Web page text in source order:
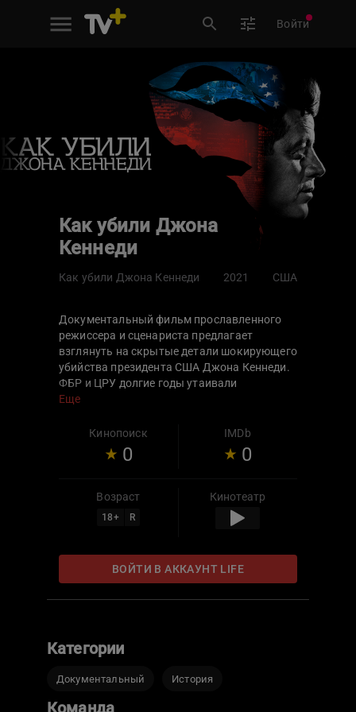
Войти
Как убили Джона
Кеннеди
Как убили Джона Кеннеди 2021 США
Документальный фильм прославленного
режиссера и сценариста предлагает
взглянуть на скрытые детали шокирующего
убийства президента США Джона Кеннеди.
ФБР и ЦРУ долгие годы утаивали
материалы, связанные с одним из наиболее
Имеют ли многочисленные теории заговора
что-то общее с реальностью? И кто на
самом деле стоял за убийством Кеннеди?
Еще
Кинопоиск
0
IMDb
0
Возраст
18+ R
Кинотеатр
ВОЙТИ В АККАУНТ LIFE
Категории
Документальный История
Команда